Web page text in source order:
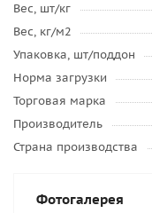
Вес, шт/кг
Вес, кг/м2
Упаковка, шт/поддон
Норма загрузки
Торговая марка
Производитель
Страна производства
Фотогалерея